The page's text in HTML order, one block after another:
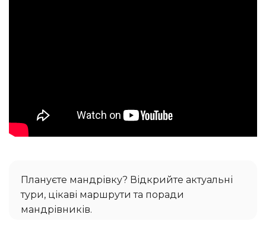
Плануєте мандрівку? Відкрийте актуальні
тури, цікаві маршрути та поради
мандрівників.